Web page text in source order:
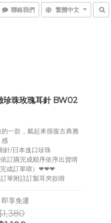
聯絡我們 繁體中文
珍珠玫瑰耳針 BW02
一款，戴起來很復古典雅
感
針/日本進口珍珠
訂購完成順序依序出貨唷
完成訂單唷）❤❤❤
單附註訂製耳夾款唷
享免運